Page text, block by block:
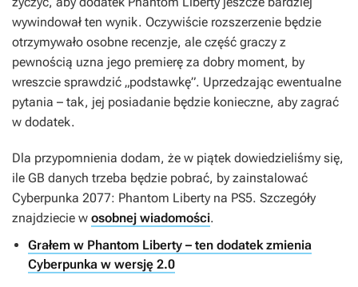
wywindował ten wynik. Oczywiście rozszerzenie będzie
otrzymywało osobne recenzje, ale część graczy z
pewnością uzna jego premierę za dobry moment, by
wreszcie sprawdzić „podstawkę”. Uprzedzając ewentualne
pytania – tak, jej posiadanie będzie konieczne, aby zagrać
w dodatek.
Dla przypomnienia dodam, że w piątek dowiedzieliśmy się,
ile GB danych trzeba będzie pobrać, by zainstalować
Cyberpunka 2077: Phantom Liberty na PS5. Szczegóły
znajdziecie w osobnej wiadomości.
Grałem w Phantom Liberty – ten dodatek zmienia
Cyberpunka w wersję 2.0